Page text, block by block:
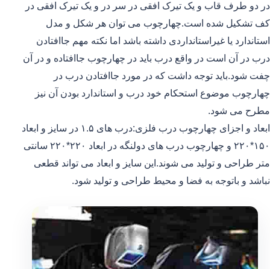
در دو طرف قاب و یک تیرک افقی در سر در و یک تیرک افقی در
کف تشکیل شده است.چهارچوب می توان هر شکل و مدل
استاندارد یا غیراستانداردی داشته باشد اما نکته مهم جاافتادن
درب در آن است در واقع درب باید در چهارچوب جاافتاده و در آن
چفت شود.باید توجه داشت که در مورد جاافتادن درب در
چهارچوب موضوع استحکام خود درب و استاندارد بودن آن نیز
مطرح می شود.
ابعاد و اجزای چهارچوب درب فلزی:درب های ۱.۵ در سایز و ابعاد
۱۵۰*۲۲۰ و چهارچوب درب های دولنگه در ابعاد ۲۲۰*۲۲۰ سانتی
متر طراحی و تولید می شوند.این سایز و ابعاد می تواند قطعی
نباشد و باتوجه به فضا و محیط طراحی و تولید شود.